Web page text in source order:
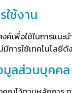
ช้งาน
เพื่อใช้ในการแน
มีการใช้เทคโนโล
มูลส่วนบุคคล